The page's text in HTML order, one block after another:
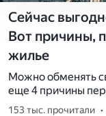
Сейчас
Вот причины,
жилье
Можно обменять
еще 4 причины
153 тыс. прочитали •